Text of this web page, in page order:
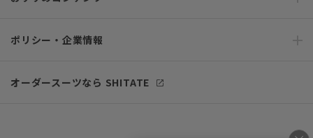
ポリシー・企業情報
オーダースーツなら SHITATE